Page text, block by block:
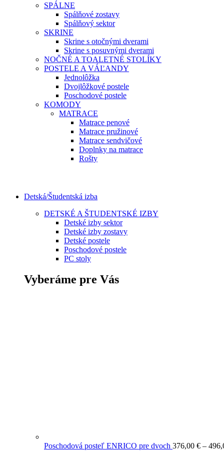
SPÁLNE
Spálňové zostavy
Spálňový sektor
SKRINE
Skrine s otočnými dverami
Skrine s posuvnými dverami
NOČNÉ A TOALETNÉ STOLÍKY
POSTELE A VÁĽANDY
Jednolôžka
Dvojlôžkové postele
Poschodové postele
KOMODY
MATRACE
Matrace penové
Matrace pružinové
Matrace sendvičové
Doplnky na matrace
Rošty
Detská/Študentská izba
DETSKÉ A ŠTUDENTSKÉ IZBY
Detské izby sektor
Detské izby zostavy
Detské postele
Poschodové postele
PC stoly
Vyberáme pre Vás
Poschodová posteľ ENRICO pre dvoch 376,00 € –